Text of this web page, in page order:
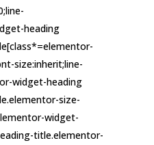
heading
size:inherit;line-
widget-heading
size-
widget-
title.elementor-